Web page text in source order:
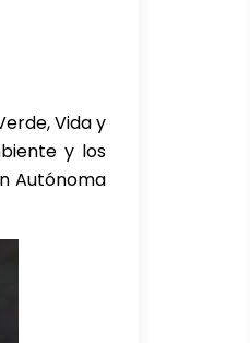
Vida y
y los
Autónoma